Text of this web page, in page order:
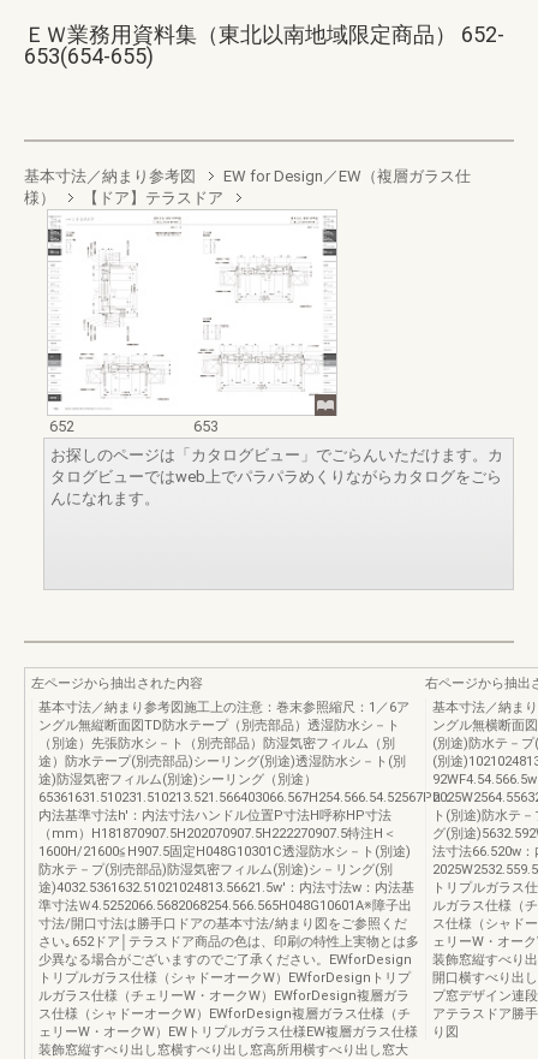
ＥＷ業務用資料集（東北以南地域限定商品） 652-
653(654-655)
基本寸法／納まり参考図
EW for Design／EW（複層ガラス仕
様）
【ドア】テラスドア
652
653
お探しのページは「カタログビュー」でごらんいただけます。カ
タログビューではweb上でパラパラめくりながらカタログをごら
んになれます。
左ページから抽出された内容
基本寸法／納まり参考図施工上の注意：巻末参照縮尺：1／6ア
ングル無縦断面図TD防水テープ（別売部品）透湿防水シ－ト
（別途）先張防水シ－ト（別売部品）防湿気密フィルム（別
途）防水テープ(別売部品)シーリング(別途)透湿防水シ－ト(別
途)防湿気密フィルム(別途)シーリング（別途）
65361631.510231.510213.521.566403066.567H254.566.54.52567Ph：
内法基準寸法h'：内法寸法ハンドル位置P寸法H呼称HP寸法
（mm）H181870907.5H202070907.5H222270907.5特注H＜
1600H/21600≦H907.5固定H048G10301C透湿防水シ－ト(別途)
防水テ－プ(別売部品)防湿気密フィルム(別途)シ－リング(別
途)4032.5361632.51021024813.56621.5w'：内法寸法w：内法基
準寸法Ｗ4.5252066.5682068254.566.565H048G10601A※障子出
寸法/開口寸法は勝手口ドアの基本寸法/納まり図をご参照くだ
さい｡652ドア│テラスドア商品の色は、印刷の特性上実物とは多
少異なる場合がございますのでご了承ください。EWforDesign
トリプルガラス仕様（シャドーオークW）EWforDesignトリプ
ルガラス仕様（チェリーW・オークW）EWforDesign複層ガラ
ス仕様（シャドーオークW）EWforDesign複層ガラス仕様（チ
ェリーW・オークW）EWトリプルガラス仕様EW複層ガラス仕様
装飾窓縦すべり出し窓横すべり出し窓高所用横すべり出し窓大
右ページから抽出
基本寸法／納ま
ングル無横断面
(別途)防水テ－
(別途
ト(別途)防水テ
グ(別途
法寸法66.520w
トリプルガラス
ルガラス仕様（
ス仕様（シャド
ェリーW・オー
装飾窓縦すべり
開口横すべり出
プ窓デザイン連
アテラスドア勝
り図